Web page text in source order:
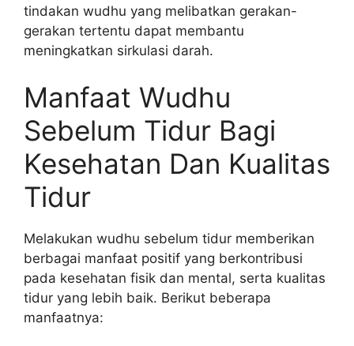
tindakan wudhu yang melibatkan gerakan-
gerakan tertentu dapat membantu
meningkatkan sirkulasi darah.
Manfaat Wudhu
Sebelum Tidur Bagi
Kesehatan Dan Kualitas
Tidur
Melakukan wudhu sebelum tidur memberikan
berbagai manfaat positif yang berkontribusi
pada kesehatan fisik dan mental, serta kualitas
tidur yang lebih baik. Berikut beberapa
manfaatnya: